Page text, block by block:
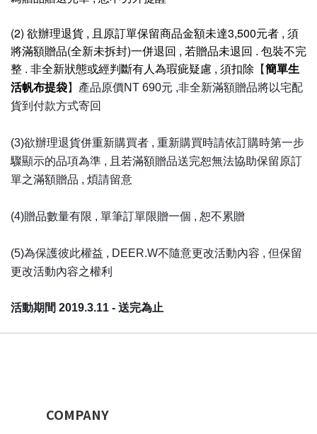
(2) 欲辦理退貨 , 且原訂單保留商品金額未達3,500元者 , 須
將滿額贈品(全新未拆封)一併退回 , 若贈品未退回 . 包裝不完
整 . 非全新狀態或經判斷有人為瑕疵疑慮 , 須扣除 【簡單生
活帆布提袋】產品原價NT 690元 ,非全新滿額贈品將以宅配
貨到付款方式寄回
(3)欲辦理退貨併重新購買者 , 重新購買時請依訂購時第一步
驟顯示的品項為準 , 且若滿額贈品送完恕無法協助保留原訂
單之滿額贈品 , 煩請留意
(4)贈品數量有限 , 單筆訂單限贈一個 , 恕不累贈
(5)為保護彼此權益 , DEER.W不隨意更改活動內容 , 但保留
更改活動內容之權利
活動期間 2019.3.11 - 送完為止
COMPANY